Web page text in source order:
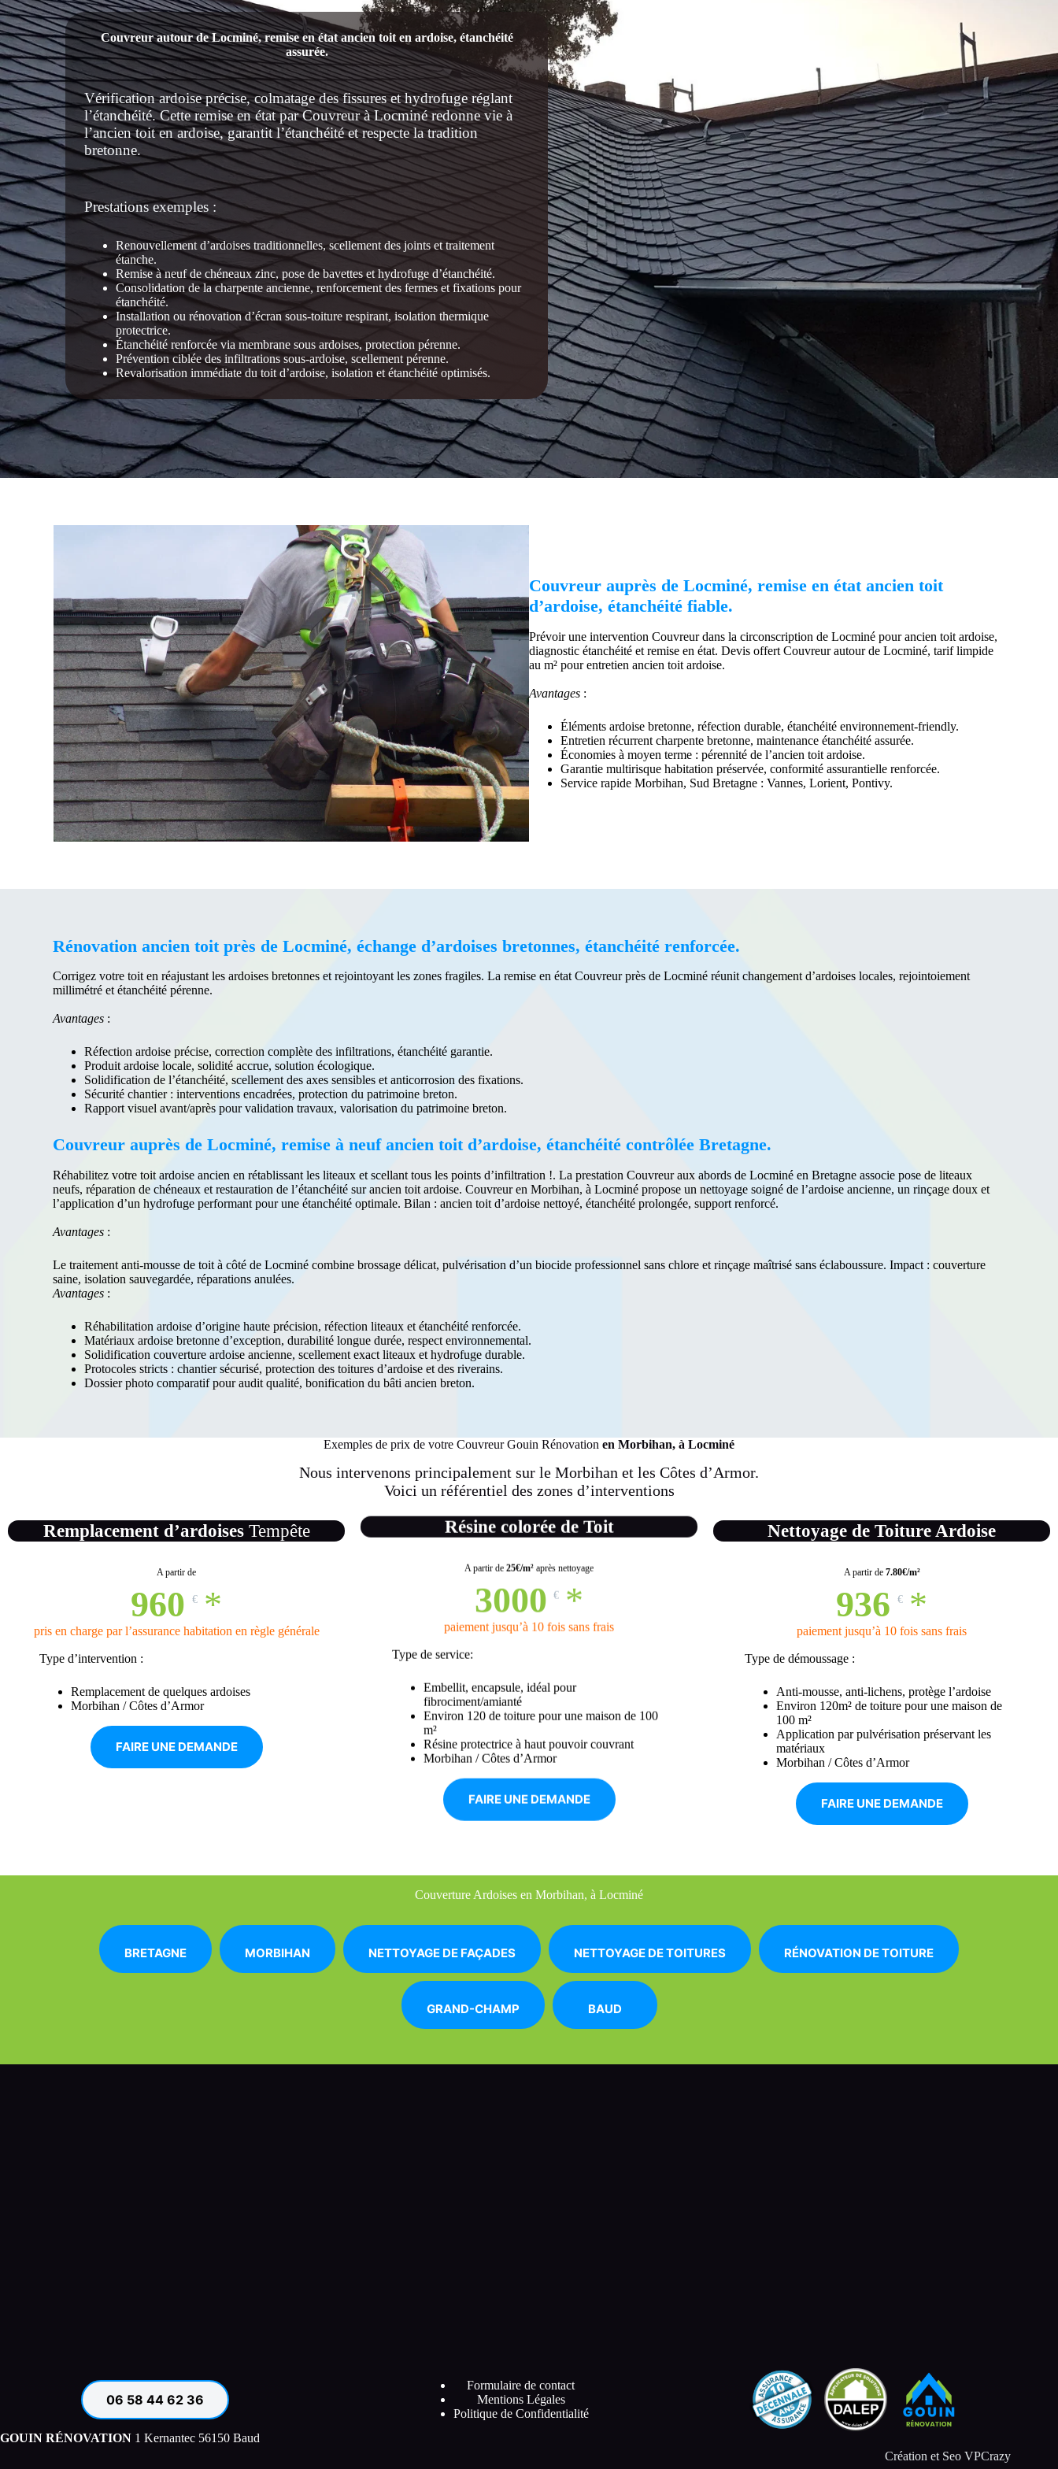
Couvreur autour de Locminé, remise en état ancien toit en ardoise, étanchéité
assurée.
Vérification ardoise précise, colmatage des fissures et hydrofuge réglant
l’étanchéité. Cette remise en état par Couvreur à Locminé redonne vie à
l’ancien toit en ardoise, garantit l’étanchéité et respecte la tradition
bretonne.
Prestations exemples :
Renouvellement d’ardoises traditionnelles, scellement des joints et traitement
étanche.
Remise à neuf de chéneaux zinc, pose de bavettes et hydrofuge d’étanchéité.
Consolidation de la charpente ancienne, renforcement des fermes et fixations pour
étanchéité.
Installation ou rénovation d’écran sous-toiture respirant, isolation thermique
protectrice.
Étanchéité renforcée via membrane sous ardoises, protection pérenne.
Prévention ciblée des infiltrations sous-ardoise, scellement pérenne.
Revalorisation immédiate du toit d’ardoise, isolation et étanchéité optimisés.
Couvreur auprès de Locminé, remise en état ancien toit
d’ardoise, étanchéité fiable.
Prévoir une intervention Couvreur dans la circonscription de Locminé pour ancien toit ardoise,
diagnostic étanchéité et remise en état. Devis offert Couvreur autour de Locminé, tarif limpide
au m² pour entretien ancien toit ardoise.
Avantages :
Éléments ardoise bretonne, réfection durable, étanchéité environnement-friendly.
Entretien récurrent charpente bretonne, maintenance étanchéité assurée.
Économies à moyen terme : pérennité de l’ancien toit ardoise.
Garantie multirisque habitation préservée, conformité assurantielle renforcée.
Service rapide Morbihan, Sud Bretagne : Vannes, Lorient, Pontivy.
Rénovation ancien toit près de Locminé, échange d’ardoises bretonnes, étanchéité renforcée.
Corrigez votre toit en réajustant les ardoises bretonnes et rejointoyant les zones fragiles. La remise en état Couvreur près de Locminé réunit changement d’ardoises locales, rejointoiement
millimétré et étanchéité pérenne.
Avantages :
Réfection ardoise précise, correction complète des infiltrations, étanchéité garantie.
Produit ardoise locale, solidité accrue, solution écologique.
Solidification de l’étanchéité, scellement des axes sensibles et anticorrosion des fixations.
Sécurité chantier : interventions encadrées, protection du patrimoine breton.
Rapport visuel avant/après pour validation travaux, valorisation du patrimoine breton.
Couvreur auprès de Locminé, remise à neuf ancien toit d’ardoise, étanchéité contrôlée Bretagne.
Réhabilitez votre toit ardoise ancien en rétablissant les liteaux et scellant tous les points d’infiltration !. La prestation Couvreur aux abords de Locminé en Bretagne associe pose de liteaux
neufs, réparation de chéneaux et restauration de l’étanchéité sur ancien toit ardoise. Couvreur en Morbihan, à Locminé propose un nettoyage soigné de l’ardoise ancienne, un rinçage doux et
l’application d’un hydrofuge performant pour une étanchéité optimale. Bilan : ancien toit d’ardoise nettoyé, étanchéité prolongée, support renforcé.
Avantages :
Le traitement anti-mousse de toit à côté de Locminé combine brossage délicat, pulvérisation d’un biocide professionnel sans chlore et rinçage maîtrisé sans éclaboussure. Impact : couverture
saine, isolation sauvegardée, réparations anulées.
Avantages :
Réhabilitation ardoise d’origine haute précision, réfection liteaux et étanchéité renforcée.
Matériaux ardoise bretonne d’exception, durabilité longue durée, respect environnemental.
Solidification couverture ardoise ancienne, scellement exact liteaux et hydrofuge durable.
Protocoles stricts : chantier sécurisé, protection des toitures d’ardoise et des riverains.
Dossier photo comparatif pour audit qualité, bonification du bâti ancien breton.
Exemples de prix de votre Couvreur Gouin Rénovation en Morbihan, à Locminé
Nous intervenons principalement sur le Morbihan et les Côtes d’Armor.
Voici un référentiel des zones d’interventions
Remplacement d’ardoisesTempête
A partir de
960 € *
pris en charge par l’assurance habitation en règle générale
Type d’intervention :
Remplacement de quelques ardoises
Morbihan / Côtes d’Armor
FAIRE UNE DEMANDE
Résine colorée de Toit
A partir de 25€/m² après nettoyage
3000 € *
paiement jusqu’à 10 fois sans frais
Type de service:
Embellit, encapsule, idéal pour
fibrociment/amianté
Environ 120 de toiture pour une maison de 100
m²
Résine protectrice à haut pouvoir couvrant
Morbihan / Côtes d’Armor
FAIRE UNE DEMANDE
Nettoyage de Toiture Ardoise
A partir de 7.80€/m²
936 € *
paiement jusqu’à 10 fois sans frais
Type de démoussage :
Anti-mousse, anti-lichens, protège l’ardoise
Environ 120m² de toiture pour une maison de
100 m²
Application par pulvérisation préservant les
matériaux
Morbihan / Côtes d’Armor
FAIRE UNE DEMANDE
Couverture Ardoises en Morbihan, à Locminé
BRETAGNE MORBIHAN NETTOYAGE DE FAÇADES NETTOYAGE DE TOITURES RÉNOVATION DE TOITURE
GRAND-CHAMP BAUD
06 58 44 62 36
Formulaire de contact
Mentions Légales
Politique de Confidentialité
GOUIN RÉNOVATION 1 Kernantec 56150 Baud
Création et Seo VPCrazy